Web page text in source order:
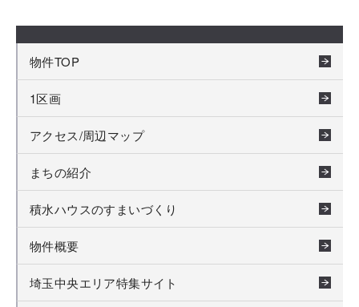
物件TOP
1区画
アクセス/周辺マップ
まちの紹介
積水ハウスのすまいづくり
物件概要
埼玉中央エリア特集サイト